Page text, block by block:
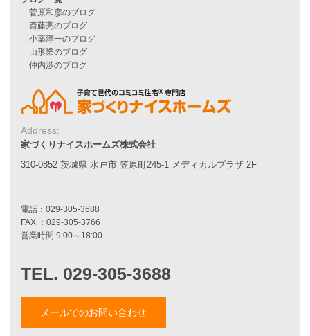
家づくりの流れ
7つのポイント
アフターメンテナンス
平屋をお考えの方へ
二世帯住宅をお考えの方へ
施工事例一覧
家づくりストーリー
家づくりナイスホームズについて
家づくりへの想い
採用情報
お知らせ・イベント情報
Address:
家づくりナイスホームズ株式会社
310-0852 茨城県 水戸市 笠原町245-1 メディカルプラザ 2F
メールでのお問い合わせ